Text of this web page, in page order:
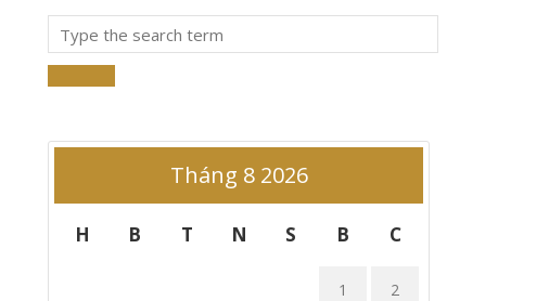
Tháng 8 2026
H B T N S B C
1 2